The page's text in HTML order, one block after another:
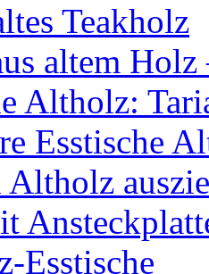
Teakholz
altem
Altholz:
Esstische
Altholz
Esstische